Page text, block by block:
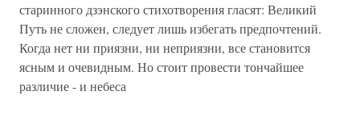
старинного дзэнского стихотворения гласят: Великий
Путь не сложен, следует лишь избегать предпочтений.
Когда нет ни приязни, ни неприязни, все становится
ясным и очевидным. Но стоит провести тончайшее
различие - и небеса